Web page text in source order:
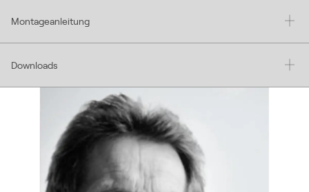
Montageanleitung
Downloads